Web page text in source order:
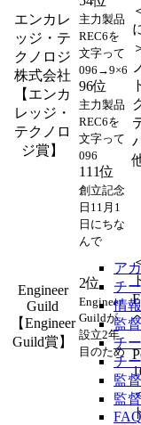
ア
チ
情
監
チ
チ
監
監
FAQ
エンカレ
ッジ・テ
クノロジ
株式会社
【エンカ
レッジ・
テクノロ
ジ賞】
主力製品
REC6を
文字って
096→9×6
96位
主力製品
REC6を
文字って
096
111位
創立記念
日11月1
日にちな
んで
Engineer
Guild
【Engineer
Guild賞】
2位
Engineer
Guildが
設立2年
目のため